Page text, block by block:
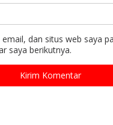
dan situs web saya
saya berikutnya.